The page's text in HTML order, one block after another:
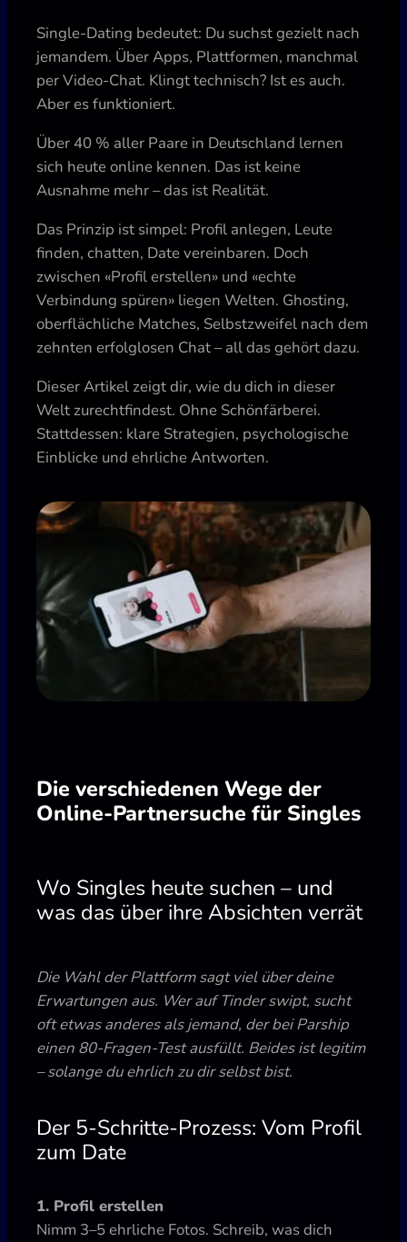
Single-Dating bedeutet: Du suchst gezielt nach
jemandem. Über Apps, Plattformen, manchmal
per Video-Chat. Klingt technisch? Ist es auch.
Aber es funktioniert.
Über 40 % aller Paare in Deutschland lernen
sich heute online kennen. Das ist keine
Ausnahme mehr – das ist Realität.
Das Prinzip ist simpel: Profil anlegen, Leute
finden, chatten, Date vereinbaren. Doch
zwischen «Profil erstellen» und «echte
Verbindung spüren» liegen Welten. Ghosting,
oberflächliche Matches, Selbstzweifel nach dem
zehnten erfolglosen Chat – all das gehört dazu.
Dieser Artikel zeigt dir, wie du dich in dieser
Welt zurechtfindest. Ohne Schönfärberei.
Stattdessen: klare Strategien, psychologische
Einblicke und ehrliche Antworten.
Die verschiedenen Wege der
Online-Partnersuche für Singles
Wo Singles heute suchen – und
was das über ihre Absichten verrät
Die Wahl der Plattform sagt viel über deine
Erwartungen aus. Wer auf Tinder swipt, sucht
oft etwas anderes als jemand, der bei Parship
einen 80-Fragen-Test ausfüllt. Beides ist legitim
– solange du ehrlich zu dir selbst bist.
Der 5-Schritte-Prozess: Vom Profil
zum Date
1. Profil erstellen
Nimm 3–5 ehrliche Fotos. Schreib, was dich